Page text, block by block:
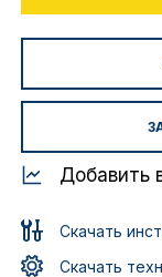
Добавить
Скачать
Скачать